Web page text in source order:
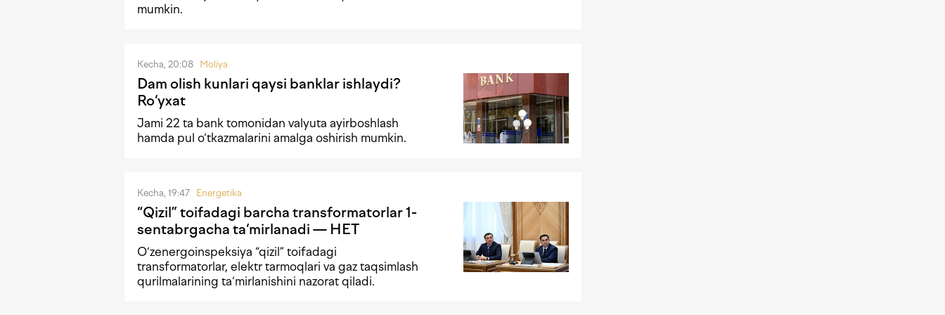
mumkin.
Kecha, 20:08 Moliya
Dam olish kunlari qaysi banklar ishlaydi?
Ro‘yxat
Jami 22 ta bank tomonidan valyuta ayirboshlash
hamda pul o‘tkazmalarini amalga oshirish mumkin.
Kecha, 19:47 Energetika
“Qizil” toifadagi barcha transformatorlar 1-
sentabrgacha ta‘mirlanadi — HET
O‘zenergoinspeksiya “qizil” toifadagi
transformatorlar, elektr tarmoqlari va gaz taqsimlash
qurilmalarining ta‘mirlanishini nazorat qiladi.